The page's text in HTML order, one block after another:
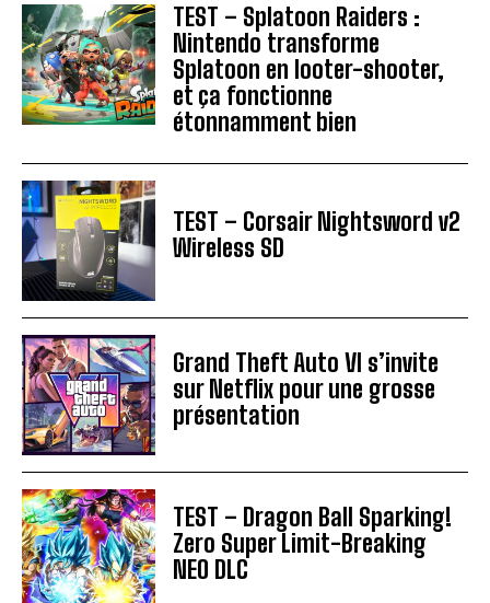
TEST – Splatoon Raiders :
Nintendo transforme
Splatoon en looter-shooter,
et ça fonctionne
étonnamment bien
TEST – Corsair Nightsword v2
Wireless SD
Grand Theft Auto VI s’invite
sur Netflix pour une grosse
présentation
TEST – Dragon Ball Sparking!
Zero Super Limit-Breaking
NEO DLC